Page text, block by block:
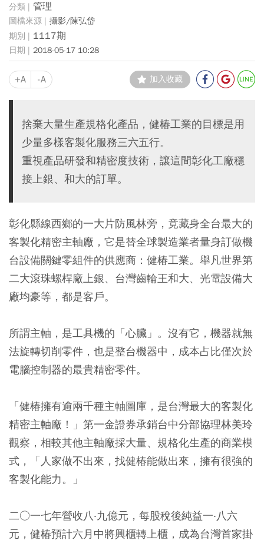
管理
攝影/陳弘岱
1117期
2018-05-17 10:28
+A -A 加入收藏
捨棄大量生產規格化產品，健椿工業的目標是用
少量多樣客製化服務三六五行。
重視產品研發和精密度技術，讓這間彰化工廠穩
接上銀、和大的訂單。
彰化縣線西鄉的一大片防風林旁，竟藏身全台最大的
客製化精密主軸廠，它是替全球製造業者量身訂做機
台設備關鍵零組件的供應商：健椿工業。舉凡世界第
二大滾珠螺桿廠上銀、台灣齒輪王和大、光電設備大
廠均豪等，都是客戶。
所謂主軸，是工具機的「心臟」。沒有它，機器就無
法旋轉切削零件，也是整台機器中，成本占比僅次於
電腦控制器的最貴精密零件。
「健椿擁有逾兩千種主軸圖庫，是台灣最大的客製化
精密主軸廠！」第一金證券承銷台中分部協理林美玲
觀察，相較其他主軸廠採大量、規格化生產的商業模
式，「人家做不出來，找健椿能做出來，擁有很強的
客製化能力。」
二○一七年營收八‧九億元，每股稅後純益一‧八六
元，健椿預計六月中將興櫃轉上櫃，成為台灣首家掛